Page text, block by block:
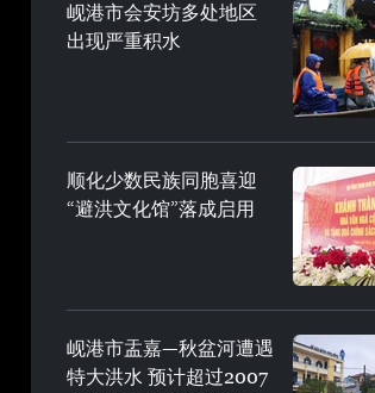
岘港市会安坊多处地区
出现严重积水
顺化少数民族同胞喜迎
“避洪文化馆”落成启用
岘港市盂嘉—秋盆河遭遇
特大洪水 预计超过2007